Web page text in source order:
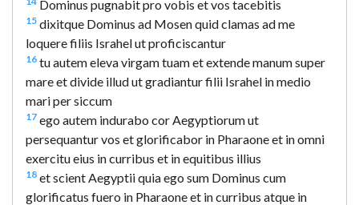
Dominus pugnabit pro vobis et vos tacebitis
15 dixitque Dominus ad Mosen quid clamas ad me
loquere filiis Israhel ut proficiscantur
16 tu autem eleva virgam tuam et extende manum super
mare et divide illud ut gradiantur filii Israhel in medio
mari per siccum
17 ego autem indurabo cor Aegyptiorum ut
persequantur vos et glorificabor in Pharaone et in omni
exercitu eius in curribus et in equitibus illius
18 et scient Aegyptii quia ego sum Dominus cum
glorificatus fuero in Pharaone et in curribus atque in